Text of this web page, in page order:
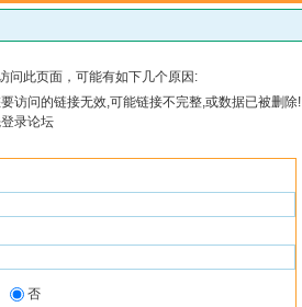
问此页面，可能有如下几个原因:
访问的链接无效,可能链接不完整,或数据已被删除!
录论坛
否